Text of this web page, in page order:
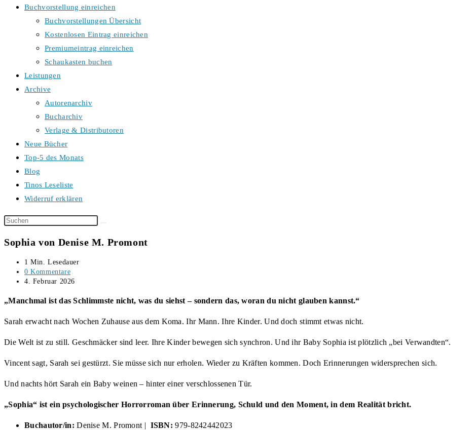
Buchvorstellung einreichen
Buchvorstellungen Übersicht
Kostenlosen Eintrag einreichen
Premiumeintrag einreichen
Schaukasten buchen
Leistungen
Archive
Autorenarchiv
Bucharchiv
Verlage & Distributoren
Neue Bücher
Top-5 des Monats
Blog
Tinos Leseliste
Widerruf erklären
Diese
durchsuchen
Sophia von Denise M. Promont
Lesedauer:
1 Min. Lesedauer
Beitrags-
Kommentare:
0 Kommentare
Beitrag
4. Februar 2026
„Manchmal ist das Schlimmste nicht, was du siehst – sondern das, woran du nicht glauben kannst.“
Sarah erwacht nach Wochen Zuhause aus dem Koma. Ihr Mann. Ihre Kinder. Und doch stimmt etwas nicht.
Die Welt ist zu still. Geschmäcker sind leer. Ihre Kinder bewegen sich synchron. Und ihr Baby Sophia ist plötzlich „bei Verwandten“.
Vincent sagt, Sarah sei gestürzt. Sie müsse sich nur erholen. Wieder zu Kräften kommen. Doch Erinnerungen widersprechen sich.
Und nachts hört Sarah ein Baby weinen – hinter einer verschlossenen Tür.
„Sophia“ ist ein psychologischer Horrorroman über Erinnerung, Schuld und den Moment, in dem Realität bricht.
Buchautor/in:Denise M. Promont | ISBN:979-8242442023